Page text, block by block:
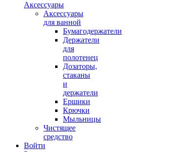
Аксессуары
Аксессуары
для ванной
Бумагодержатели
Держатели
для
полотенец
Дозаторы,
стаканы
и
держатели
Ершики
Крючки
Мыльницы
Чистящее
средство
Войти